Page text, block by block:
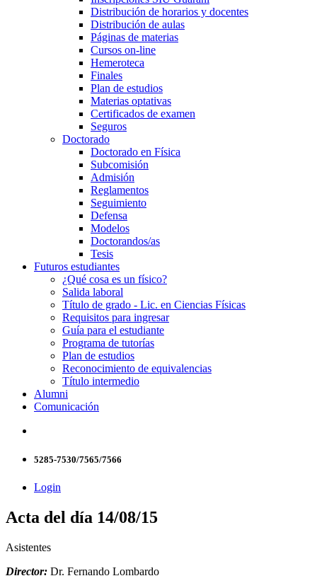
Distribución de horarios y docentes
Distribución de aulas
Páginas de materias
Cursos on-line
Hemeroteca
Finales
Plan de estudios
Materias optativas
Certificados de examen
Seguros
Doctorado
Doctorado en Física
Subcomisión
Admisión
Reglamentos
Seguimiento
Defensa
Modelos
Doctorandos/as
Tesis
Futuros estudiantes
¿Qué cosa es un físico?
Salida laboral
Título de grado - Lic. en Ciencias Físicas
Requisitos para ingresar
Guía para el estudiante
Programa de tutorías
Plan de estudios
Reconocimiento de equivalencias
Título intermedio
Alumni
Comunicación
5285-7530/7565/7566
Login
Acta del día 14/08/15
Asistentes
Director: Dr. Fernando Lombardo